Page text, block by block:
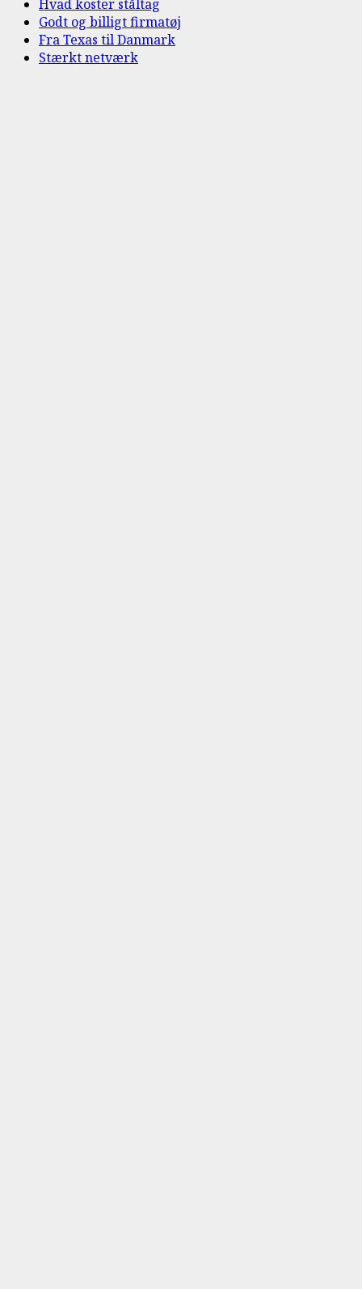
Hvad koster ståltag
Godt og billigt firmatøj
Fra Texas til Danmark
Stærkt netværk